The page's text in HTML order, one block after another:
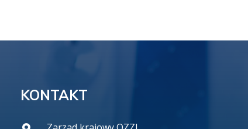
KONTAKT